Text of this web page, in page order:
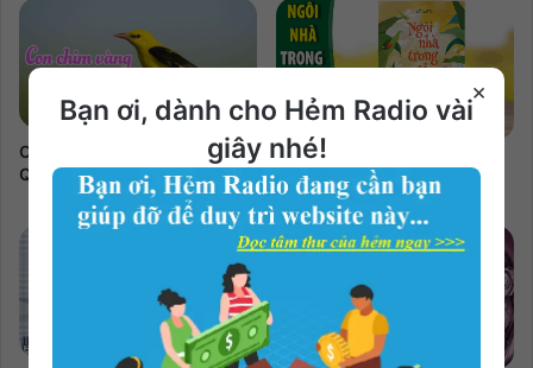
Con chim vàng | Nguyễn
Quang Sáng Audio | Bản Full
Ngôi Nhà Trong Cỏ | Lý Lan
Audio | Bản Full 5 phần
×
Bạn ơi, dành cho Hẻm Radio vài
giây nhé!